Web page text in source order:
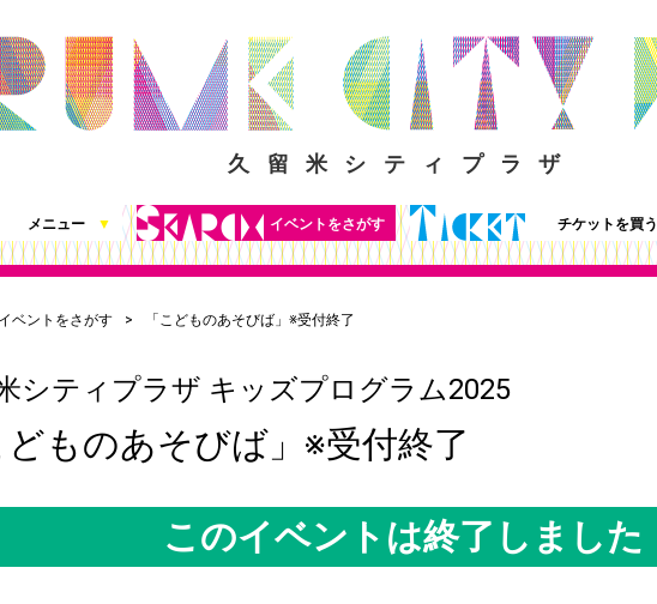
久留米シティプラザ
メニュー ▼
とは
ラマビュー）
ウンロード）
の届出
ジェクト
イベントをさがす チケットを買う
イベントをさがす 「こどものあそびば」※受付終了
シティプラザ キッズプログラム2025
どものあそびば」※受付終了
このイベントは終了しました